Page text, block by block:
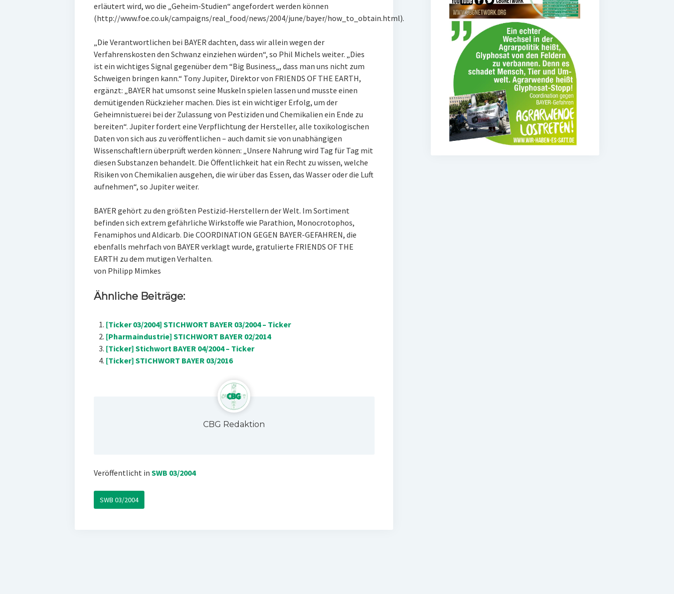
erläutert wird, wo die „Geheim-Studien“ angefordert werden können
(http://www.foe.co.uk/campaigns/real_food/news/2004/june/bayer/how_to_obtain.html).
„Die Verantwortlichen bei BAYER dachten, dass wir allein wegen der
Verfahrenskosten den Schwanz einziehen würden“, so Phil Michels weiter. „Dies
ist ein wichtiges Signal gegenüber dem “Big Business„, dass man uns nicht zum
Schweigen bringen kann.“ Tony Jupiter, Direktor von FRIENDS OF THE EARTH,
ergänzt: „BAYER hat umsonst seine Muskeln spielen lassen und musste einen
demütigenden Rückzieher machen. Dies ist ein wichtiger Erfolg, um der
Geheimnistuerei bei der Zulassung von Pestiziden und Chemikalien ein Ende zu
bereiten“. Jupiter fordert eine Verpflichtung der Hersteller, alle toxikologischen
Daten von sich aus zu veröffentlichen – auch damit sie von unabhängigen
Wissenschaftlern überprüft werden können: „Unsere Nahrung wird Tag für Tag mit
diesen Substanzen behandelt. Die Öffentlichkeit hat ein Recht zu wissen, welche
Risiken von Chemikalien ausgehen, die wir über das Essen, das Wasser oder die Luft
aufnehmen“, so Jupiter weiter.
BAYER gehört zu den größten Pestizid-Herstellern der Welt. Im Sortiment
befinden sich extrem gefährliche Wirkstoffe wie Parathion, Monocrotophos,
Fenamiphos und Aldicarb. Die COORDINATION GEGEN BAYER-GEFAHREN, die
ebenfalls mehrfach von BAYER verklagt wurde, gratulierte FRIENDS OF THE
EARTH zu dem mutigen Verhalten.
von Philipp Mimkes
Ähnliche Beiträge:
[Ticker 03/2004] STICHWORT BAYER 03/2004 – Ticker
[Pharmaindustrie] STICHWORT BAYER 02/2014
[Ticker] Stichwort BAYER 04/2004 – Ticker
[Ticker] STICHWORT BAYER 03/2016
CBG Redaktion
Veröffentlicht in SWB 03/2004
SWB 03/2004